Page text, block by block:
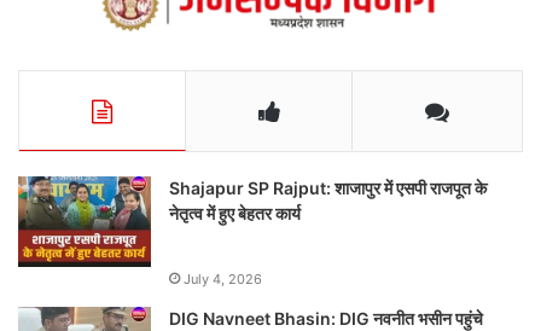
Shajapur SP Rajput: शाजापुर में एसपी राजपूत के
नेतृत्व में हुए बेहतर कार्य
July 4, 2026
DIG Navneet Bhasin: DIG नवनीत भसीन पहुंचे